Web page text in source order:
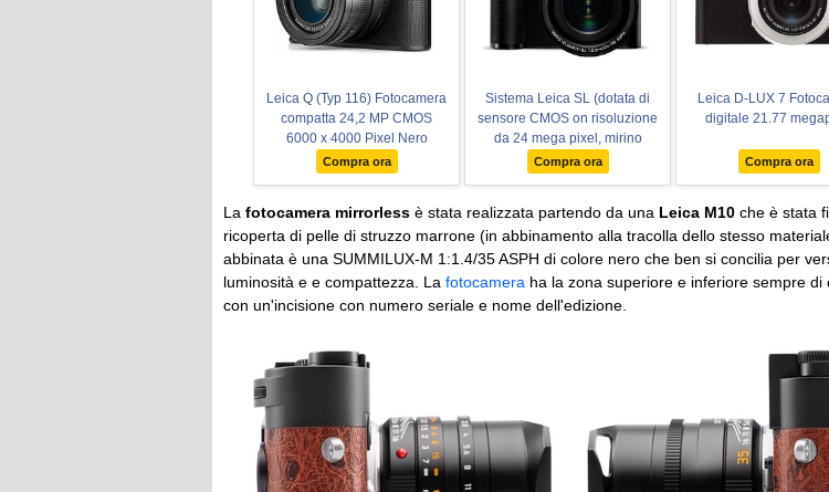
Leica Q (Typ 116) Fotocamera
compatta 24,2 MP CMOS
6000 x 4000 Pixel Nero
Compra ora
Sistema Leica SL (dotata di
sensore CMOS on risoluzione
da 24 mega pixel, mirino
elettronico EyeRes, messa a
fuoco automatica a contrasto,
WiFi), incl. sistema Vario-
Elmarit SL 1:2, 8-4/24-90 mm
ASPH, colore nero
Compra ora
Leica D-LUX 7
digitale 21.77
Compra ora
La fotocamera mirrorless è stata realizzata partendo da una Leica M10 che è stata
ricoperta di pelle di struzzo marrone (in abbinamento alla tracolla dello stesso
abbinata è una SUMMILUX-M 1:1.4/35 ASPH di colore nero che ben si concilia per
luminosità e e compattezza. La fotocamera ha la zona superiore e inferiore sempre di
con un'incisione con numero seriale e nome dell'edizione.